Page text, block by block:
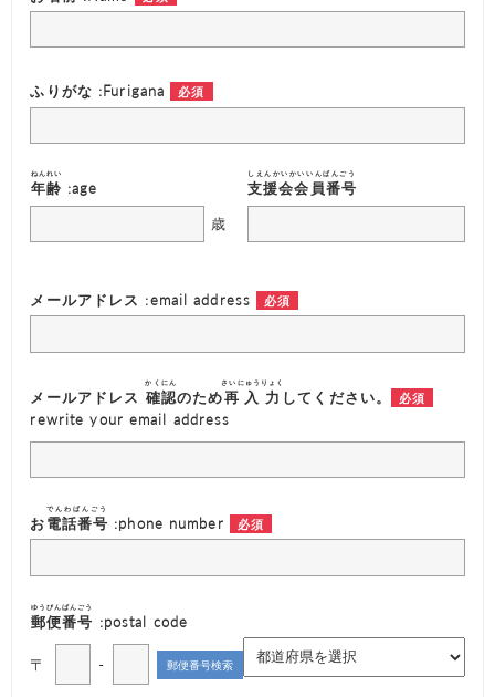
ふりがな :Furigana
年齢
ねんれい
:age
歳
支援会会員番号
しえんかいかいいんばんごう
メールアドレス :email address
メールアドレス 確認
かくにん
のため再入力
さいにゅうりょく
してください。
rewrite your email address
お電話番号
でんわばんごう
:phone number
郵便番号
ゆうびんばんごう
:postal code
〒 -